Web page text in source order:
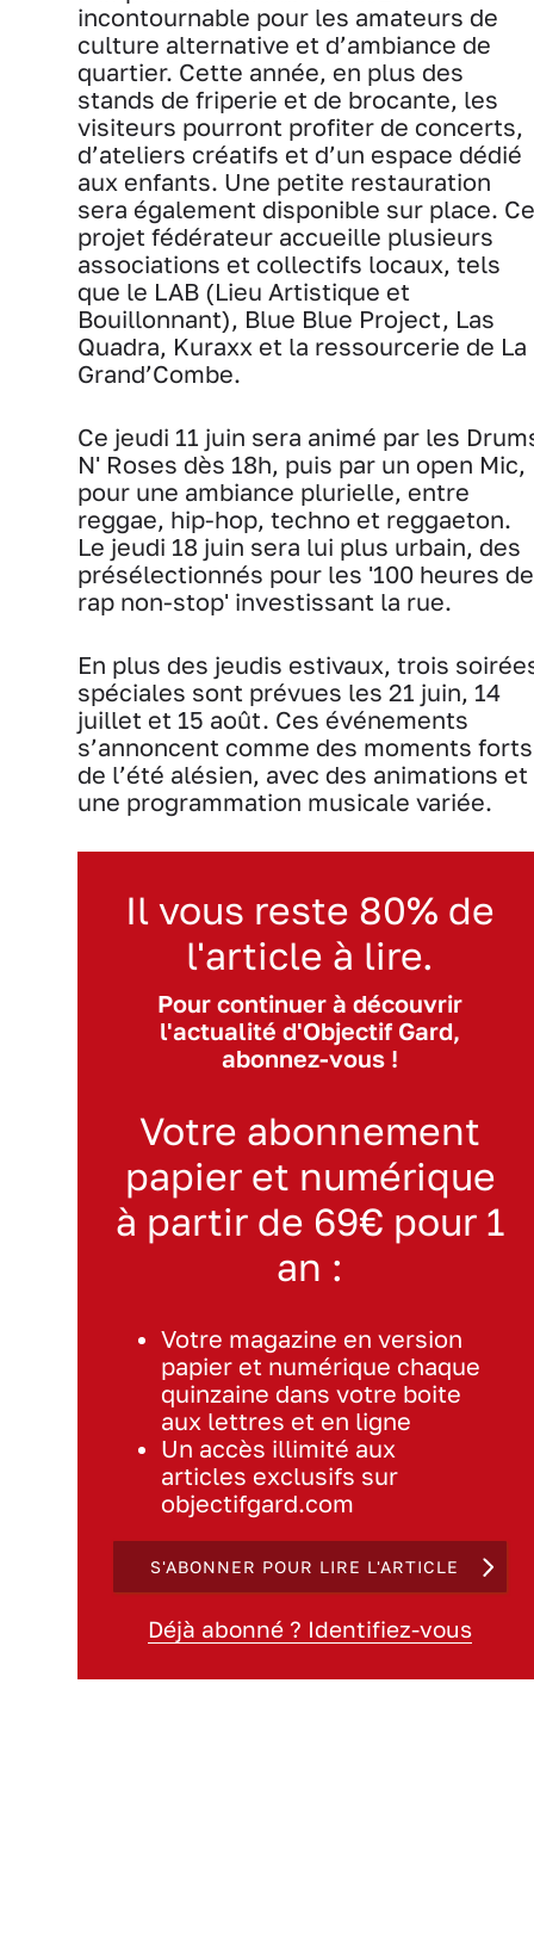
incontournable pour les amateurs de
culture alternative et d’ambiance de
quartier. Cette année, en plus des
stands de friperie et de brocante, les
visiteurs pourront profiter de concerts,
d’ateliers créatifs et d’un espace dédié
aux enfants. Une petite restauration
sera également disponible sur place. Ce
projet fédérateur accueille plusieurs
associations et collectifs locaux, tels
que le LAB (Lieu Artistique et
Bouillonnant), Blue Blue Project, Las
Quadra, Kuraxx et la ressourcerie de La
Grand’Combe.
Ce jeudi 11 juin sera animé par les
N' Roses dès 18h, puis par un open Mic,
pour une ambiance plurielle, entre
reggae, hip-hop, techno et reggaeton.
Le jeudi 18 juin sera lui plus urbain, des
présélectionnés pour les '100 heures de
rap non-stop' investissant la rue.
En plus des jeudis estivaux, trois
spéciales sont prévues les 21 juin, 14
juillet et 15 août. Ces événements
s’annoncent comme des moments forts
de l’été alésien, avec des animations et
une programmation musicale variée.
Il vous reste 80% de
l'article à lire.
Pour continuer à découvrir
l'actualité d'Objectif Gard,
abonnez-vous !
Votre abonnement
papier et numérique
à partir de 69€ pour 1
an :
Votre magazine en version
papier et numérique chaque
quinzaine dans votre boite
aux lettres et en ligne
Un accès illimité aux
articles exclusifs sur
objectifgard.com
S'ABONNER POUR LIRE L'ARTICLE
Déjà abonné ? Identifiez-vous